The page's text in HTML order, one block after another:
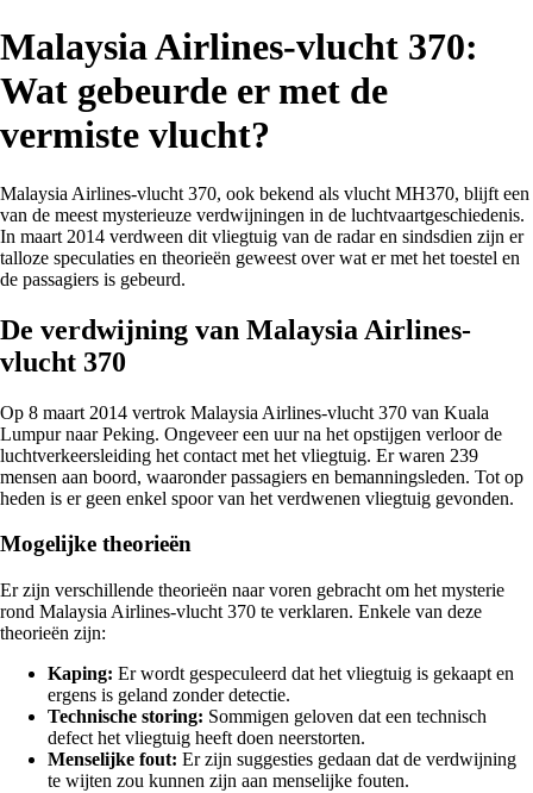
Malaysia Airlines-vlucht 370:
Wat gebeurde er met de
vermiste vlucht?
Malaysia Airlines-vlucht 370, ook bekend als vlucht MH370, blijft een
van de meest mysterieuze verdwijningen in de luchtvaartgeschiedenis.
In maart 2014 verdween dit vliegtuig van de radar en sindsdien zijn er
talloze speculaties en theorieën geweest over wat er met het toestel en
de passagiers is gebeurd.
De verdwijning van Malaysia Airlines-
vlucht 370
Op 8 maart 2014 vertrok Malaysia Airlines-vlucht 370 van Kuala
Lumpur naar Peking. Ongeveer een uur na het opstijgen verloor de
luchtverkeersleiding het contact met het vliegtuig. Er waren 239
mensen aan boord, waaronder passagiers en bemanningsleden. Tot op
heden is er geen enkel spoor van het verdwenen vliegtuig gevonden.
Mogelijke theorieën
Er zijn verschillende theorieën naar voren gebracht om het mysterie
rond Malaysia Airlines-vlucht 370 te verklaren. Enkele van deze
theorieën zijn:
Kaping: Er wordt gespeculeerd dat het vliegtuig is gekaapt en
ergens is geland zonder detectie.
Technische storing: Sommigen geloven dat een technisch
defect het vliegtuig heeft doen neerstorten.
Menselijke fout: Er zijn suggesties gedaan dat de verdwijning
te wijten zou kunnen zijn aan menselijke fouten.